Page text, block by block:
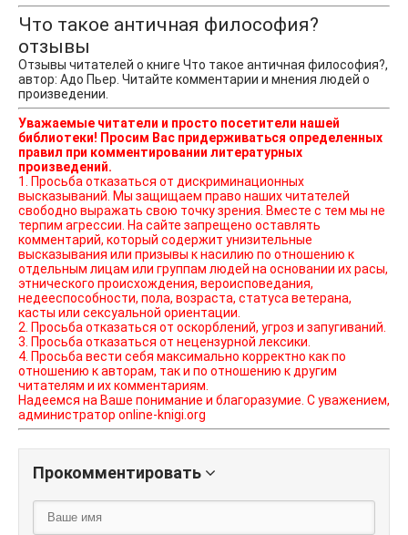
Что такое античная философия?
отзывы
Отзывы читателей о книге Что такое античная философия?,
автор: Адо Пьер. Читайте комментарии и мнения людей о
произведении.
Уважаемые читатели и просто посетители нашей
библиотеки! Просим Вас придерживаться определенных
правил при комментировании литературных
произведений.
1. Просьба отказаться от дискриминационных
высказываний. Мы защищаем право наших читателей
свободно выражать свою точку зрения. Вместе с тем мы не
терпим агрессии. На сайте запрещено оставлять
комментарий, который содержит унизительные
высказывания или призывы к насилию по отношению к
отдельным лицам или группам людей на основании их расы,
этнического происхождения, вероисповедания,
недееспособности, пола, возраста, статуса ветерана,
касты или сексуальной ориентации.
2. Просьба отказаться от оскорблений, угроз и запугиваний.
3. Просьба отказаться от нецензурной лексики.
4. Просьба вести себя максимально корректно как по
отношению к авторам, так и по отношению к другим
читателям и их комментариям.
Надеемся на Ваше понимание и благоразумие. С уважением,
администратор online-knigi.org
Прокомментировать